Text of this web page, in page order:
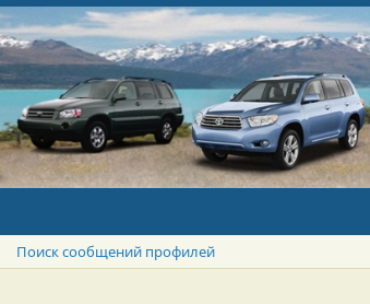
Поиск сообщений профилей